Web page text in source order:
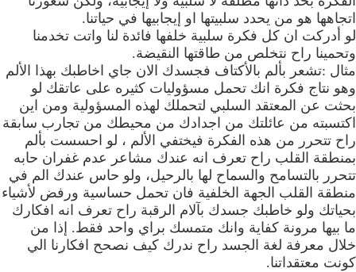
اتجاهها هو من يحدد سلبيتها او إيجابيها في حياتنا.
لو أدركت ان كل فكرة سلبية خلفها فائدة لنا واتت تخدمنا
وتحمينا راح نتخلص من طاقتها النقيضة.
مثال :تشعر بألم بالأكتاف فجسدك الان جاي اخاطبك بهذا الألم
وهو نتاج فكرة انك تحمل مسؤوليات كثيره على عاتقك لو
بحثت عن المعتقد السلبي لتحملك لهذه المسؤولية ومن اين
اكتسبته من عائلتك من اجدادك من محيطك من تجارب سابقة
راح تتحرر من هذه الفكرة فيختفي الألم ، لو احسست بألم
بمنطقة القلب راح تعرف انه عندك مشاعر عدم غفران حابه
تتحرر بالتسامح والسماح لها بالرحيل، ولو حاس عندك الم في
منطقة القلب الجهة الخلفية فان تحمل حساسية ورفض لأشياء
بحياتك ولو خاطبك جسدك بآلام الرقبة راح تعرف انه افكارك
ما بيها مرونة كفاية وانك متمسك براي واحد فقط. إذا من
خلال معرفة لغة الجسد راح ندرك كيف نصحح افكارنا الي
كونت معتقداتنا.